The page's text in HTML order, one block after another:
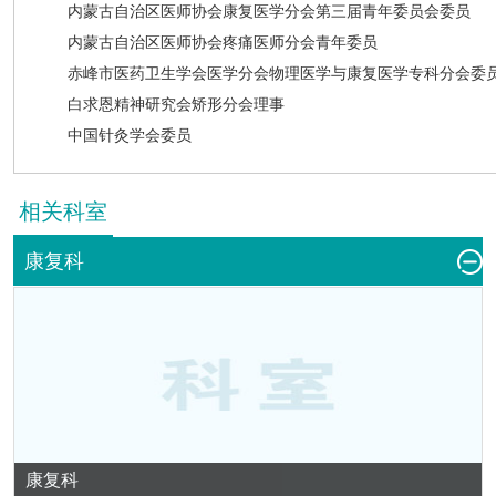
内蒙古自治区医师协会康复医学分会第三届青年委员会委员
内蒙古自治区医师协会疼痛医师分会青年委员
赤峰市医药卫生学会医学分会物理医学与康复医学专科分会委
白求恩精神研究会矫形分会理事
中国针灸学会委员
相关科室
康复科
康复科